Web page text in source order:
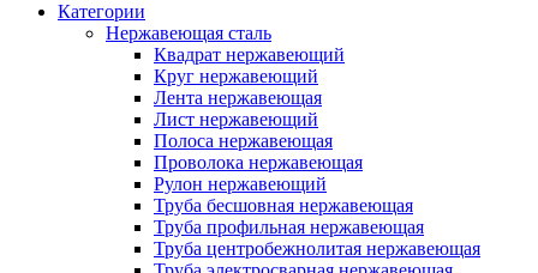
Категории
Нержавеющая сталь
Квадрат нержавеющий
Круг нержавеющий
Лента нержавеющая
Лист нержавеющий
Полоса нержавеющая
Проволока нержавеющая
Рулон нержавеющий
Труба бесшовная нержавеющая
Труба профильная нержавеющая
Труба центробежнолитая нержавеющая